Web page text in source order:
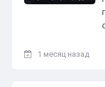
1 месяц назад